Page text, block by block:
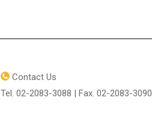
Contact Us
Tel. 02-2083-3088 | Fax. 02-2083-3090